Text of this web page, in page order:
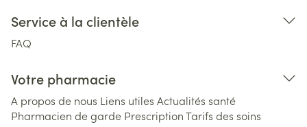
Service à la clientèle
FAQ
Votre pharmacie
A propos de nous Liens utiles Actualités santé
Pharmacien de garde PrescriptionTarifs des soins